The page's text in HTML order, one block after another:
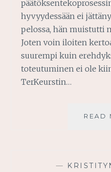
hyvyydessään ei
pelossa, hän muistutti
Joten voin iloiten
suurempi kuin
toteutuminen ei ole
TerKeurstin…
READ
—